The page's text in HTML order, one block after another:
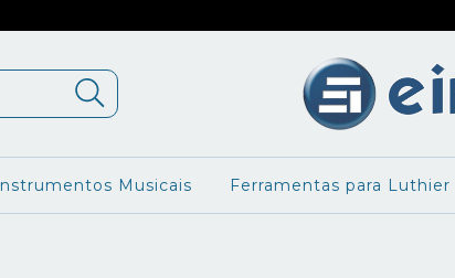
Instrumentos Musicais Ferramentas para Luthier